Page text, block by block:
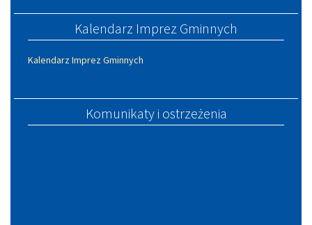
Kalendarz Imprez Gminnych
Kalendarz Imprez Gminnych
Komunikaty i ostrzeżenia